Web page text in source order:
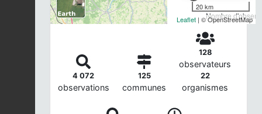
Nombre
20 km
Leaflet | © OpenStreetMap
4 072
observations
125
communes
128
observateurs
22
organismes